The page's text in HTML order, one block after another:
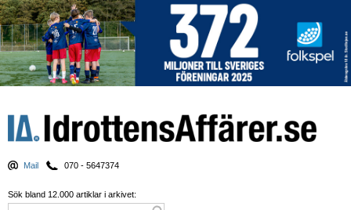
Mail 070 - 5647374
Sök bland 12.000 artiklar i arkivet: